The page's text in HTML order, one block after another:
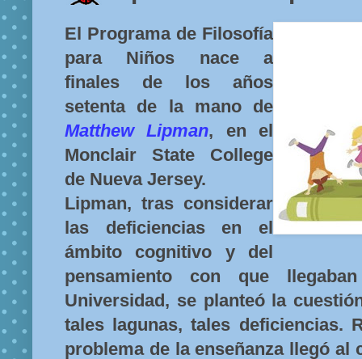
El Programa de Filosofía
para Niños nace a
finales de los años
setenta de la mano de
Matthew Lipman, en el
Monclair State College
de Nueva Jersey.
Lipman, tras considerar
las deficiencias en el
ámbito cognitivo y del
pensamiento con que
Universidad, se planteó la
tales lagunas, tales deficiencias.
problema de la enseñanza llegó al